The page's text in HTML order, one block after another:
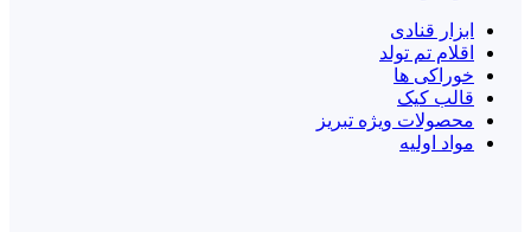
ابزار قنادی
اقلام تم تولد
خوراکی ها
قالب کیک
محصولات ویژه تبریز
مواد اولیه